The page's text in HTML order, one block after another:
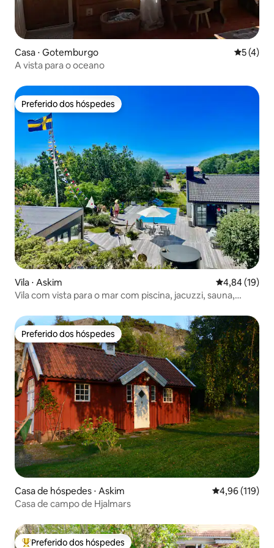
Casa ⋅ Gotemburgo 5 de
5 (4)
A vista para o oceano
Preferido dos hóspedes
Preferido dos hóspedes
Vila ⋅ Askim 4,84 de uma
4,84 (19)
Vila com vista para o mar com piscina, jacuzzi, sauna,
Preferido dos hóspedes
Preferido dos hóspedes
Casa de hóspedes ⋅ Askim 4,96 de uma
4,96 (119)
Casa de campo de Hjalmars
Preferido dos hóspedes